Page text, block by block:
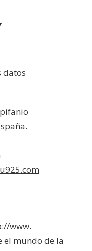
datos
www.
el mundo de la